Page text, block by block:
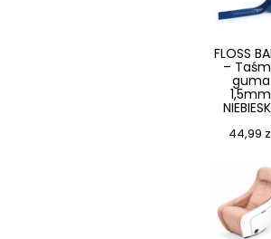
FLOSS
–
guma
1,5mm
44,99